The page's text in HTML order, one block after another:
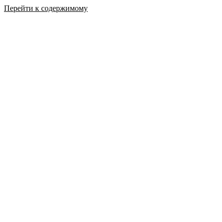
Перейти к содержимому